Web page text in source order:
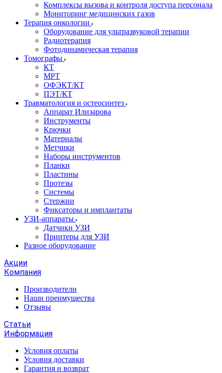
Комплексы вызова и контроля доступа персонала
Мониторинг медицинских газов
Терапия онкологии
Оборудование для ультразвуковой терапии
Радиотерапия
Фотодинамическая терапия
Томографы
КТ
МРТ
ОФЭКТ/КТ
ПЭТ/КТ
Травматология и остеосинтез
Аппарат Илизарова
Инструменты
Крючки
Материалы
Метчики
Наборы инструментов
Планки
Пластины
Протезы
Системы
Стержни
Фиксаторы и имплантаты
УЗИ-аппараты
Датчики УЗИ
Принтеры для УЗИ
Разное оборудование
Акции
Компания
Производители
Наши преимущества
Отзывы
Статьи
Информация
Условия оплаты
Условия доставки
Гарантия и возврат